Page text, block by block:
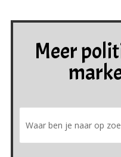
Meer